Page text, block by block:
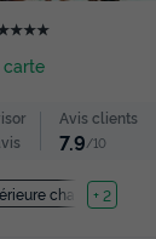
carte
Avis clients
7.9/10
chauffée
+ 2